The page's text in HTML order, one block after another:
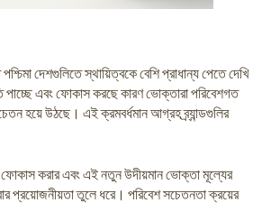
দেশগুলিতে স্থায়িত্বকে বেশি প্রাধান্য পেতে দেখি
এবং ফোকাস করছে কারণ ভোক্তারা পরিবেশগত
হয়ে উঠছে। এই ক্রমবর্ধমান আগ্রহ ব্র্যান্ডগুলির
করার এবং এই নতুন উদীয়মান ভোক্তা মূল্যের
প্রয়োজনীয়তা তুলে ধরে। পরিবেশ সচেতনতা ক্রয়ের